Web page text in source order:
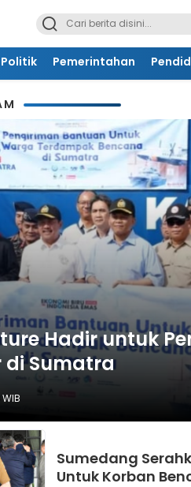
Politik Pemerintahan
Hadir untuk
di Sumatra
Sumedang
Untuk Korban